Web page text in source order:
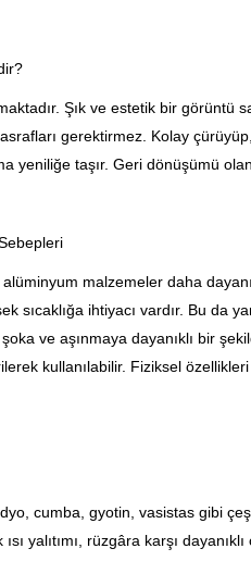
Şık ve estetik bir
gerektirmez. Kolay
yeniliğe taşır. Geri dönüşümü
malzemeler daha
sıcaklığa ihtiyacı vardır. Bu da
ve aşınmaya dayanıklı bir
kullanılabilir. Fiziksel
cumba, gyotin, vasistas gibi
yalıtımı, rüzgâra karşı